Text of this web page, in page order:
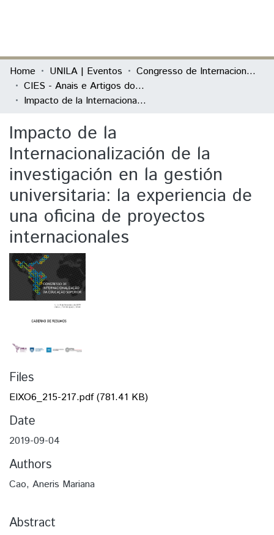
Communities & Collections
All of DSpace
Home UNILA | Eventos
Congresso de Internacionalização da Educação Superior (CIES)
CIES - Anais e Artigos do evento
Impacto de la Internacionalización de la investigación en la gestión universitaria: la experiencia de una oficina de proyectos internacionales
Impacto de la
Internacionalización de la
investigación en la gestión
universitaria: la experiencia de
una oficina de proyectos
internacionales
Files
EIXO6_215-217.pdf(781.41 KB)
Date
2019-09-04
Authors
Cao, Aneris Mariana
Abstract